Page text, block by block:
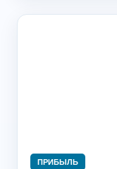
ПРИБЫЛЬ